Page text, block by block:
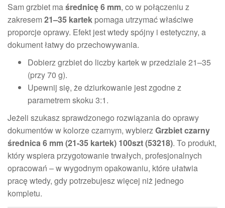
Sam grzbiet maśrednicę 6 mm, co w połączeniu z
zakresem 21–35 kartek pomaga utrzymać właściwe
proporcje oprawy. Efekt jest wtedy spójny i estetyczny, a
dokument łatwy do przechowywania.
Dobierz grzbiet do liczby kartek w przedziale 21–35
(przy 70 g).
Upewnij się, że dziurkowanie jest zgodne z
parametrem skoku 3:1.
Jeżeli szukasz sprawdzonego rozwiązania do oprawy
dokumentów w kolorze czarnym, wybierzGrzbiet czarny
średnica 6 mm (21-35 kartek) 100szt (53218). To produkt,
który wspiera przygotowanie trwałych, profesjonalnych
opracowań – w wygodnym opakowaniu, które ułatwia
pracę wtedy, gdy potrzebujesz więcej niż jednego
kompletu.